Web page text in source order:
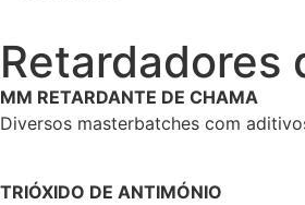
Retardadores
MM RETARDANTE DE CHAMA
Diversos masterbatches com
TRIÓXIDO DE ANTIMÓNIO